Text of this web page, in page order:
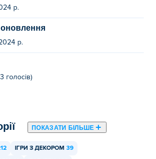
р.
оновлення
р.
голосів)
ПОКАЗАТИ БІЛЬШЕ
ІГРИ З ДЕКОРОМ 39